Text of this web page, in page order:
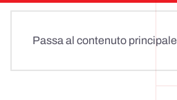
Passa al contenuto principale